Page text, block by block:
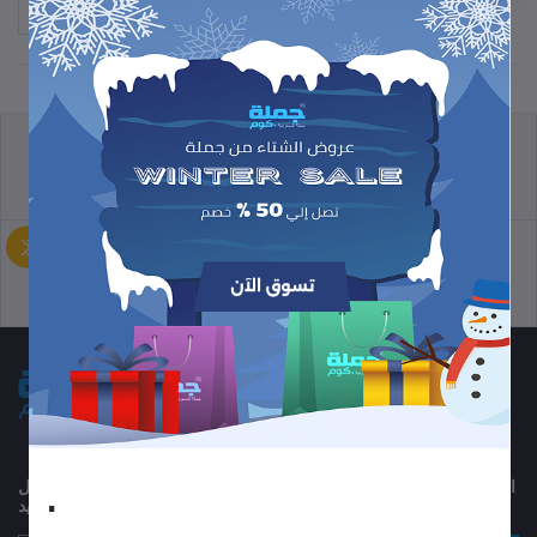
ترتيب حسب
الشروط والأحكام
سياسة الاسترجاع
سياسة الدعم سياسة الخصوصية
اشترك في النشرة الإخبارية الخاصة بنا للحصول على تحديثات منتظمة حول
العروض والكوبونات والمزيد
.